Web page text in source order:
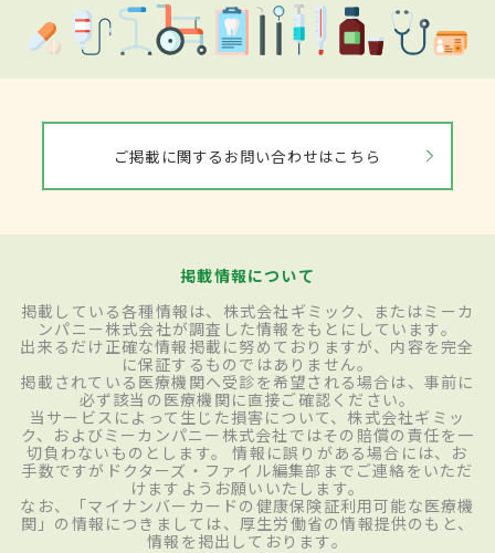
ご掲載に関するお問い合わせはこちら
掲載情報について
掲載している各種情報は、株式会社ギミック、またはミーカ
ンパニー株式会社が調査した情報をもとにしています。
出来るだけ正確な情報掲載に努めておりますが、内容を完全
に保証するものではありません。
掲載されている医療機関へ受診を希望される場合は、事前に
必ず該当の医療機関に直接ご確認ください。
当サービスによって生じた損害について、株式会社ギミッ
ク、およびミーカンパニー株式会社ではその賠償の責任を一
切負わないものとします。 情報に誤りがある場合には、お
手数ですがドクターズ・ファイル編集部までご連絡をいただ
けますようお願いいたします。
なお、「マイナンバーカードの健康保険証利用可能な医療機
関」の情報につきましては、厚生労働省の情報提供のもと、
情報を掲出しております。